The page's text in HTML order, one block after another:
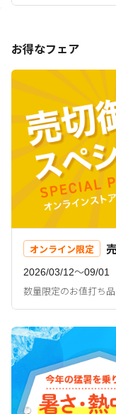
お得なフェア
オンライン限定
2026/03/12〜09/01
数量限定のお値打ち